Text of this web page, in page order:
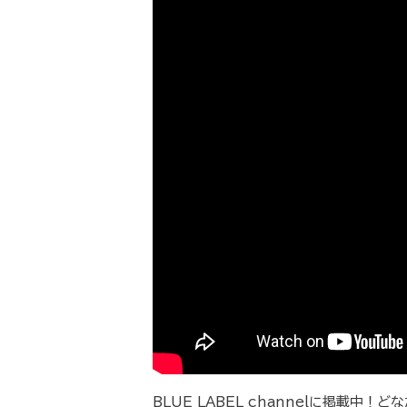
BLUE LABEL channelに掲載中！どな